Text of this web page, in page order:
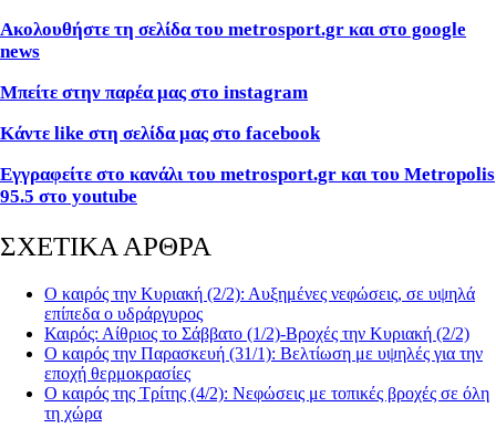
Ακολουθήστε τη σελίδα του metrosport.gr και στο google
news
Μπείτε στην παρέα μας στο instagram
Κάντε like στη σελίδα μας στο facebook
Εγγραφείτε στο κανάλι του metrosport.gr και του Metropolis
95.5 στο youtube
ΣΧΕΤΙΚΑ ΑΡΘΡΑ
Ο καιρός την Κυριακή (2/2): Αυξημένες νεφώσεις, σε υψηλά
επίπεδα ο υδράργυρος
Καιρός: Αίθριος το Σάββατο (1/2)-Βροχές την Κυριακή (2/2)
Ο καιρός την Παρασκευή (31/1): Βελτίωση με υψηλές για την
εποχή θερμοκρασίες
Ο καιρός της Τρίτης (4/2): Νεφώσεις με τοπικές βροχές σε όλη
τη χώρα